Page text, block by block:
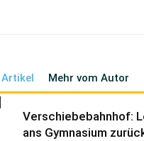
Mehr vom Autor
Verschiebebahnhof:
ans Gymnasium